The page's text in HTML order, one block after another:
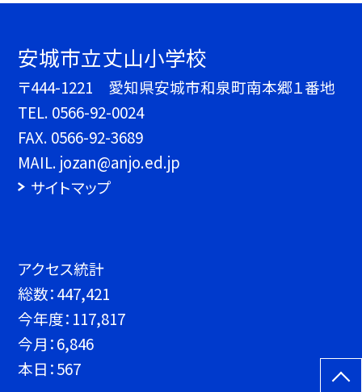
安城市立丈山小学校
〒444-1221 愛知県安城市和泉町南本郷１番地
TEL. 0566-92-0024
FAX. 0566-92-3689
MAIL. jozan@anjo.ed.jp
サイトマップ
アクセス統計
総数：447,421
今年度： 117,817
今月：6,846
本日：567